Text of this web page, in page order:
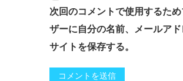
次回のコメントで使用するため
ザーに自分の名前、メールアド
サイトを保存する。